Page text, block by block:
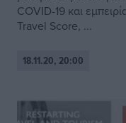
COVID-19 και
Travel Score, ...
18.11.20, 20:00